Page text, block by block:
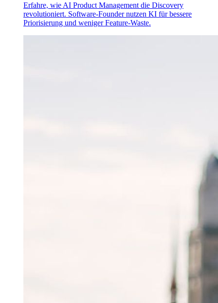
Erfahre, wie AI Product Management die Discovery
revolutioniert. Software-Founder nutzen KI für bessere
Priorisierung und weniger Feature-Waste.